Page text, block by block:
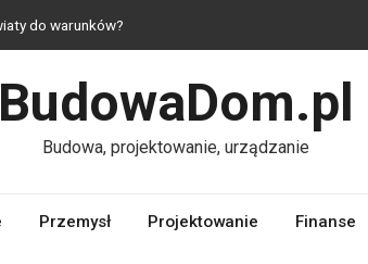
do warunków?
i estetyczne rozwiązania do domu
nawet na niewielkim metrażu
jakość ma kluczowe znaczenie dla wydajności silnika?
BudowaDom.pl
Budowa, projektowanie, urządzanie
Przemysł Projektowanie Finanse